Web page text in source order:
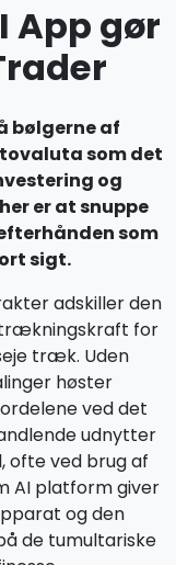
App gør
bølgerne af
som det
og
er at snuppe
som
sigt.
adskiller den
for
træk. Uden
høster
ved det
udnytter
ofte ved brug af
AI platform giver
og den
de tumultariske